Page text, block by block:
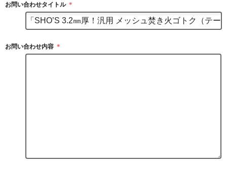
お問い合わせタイトル ＊
お問い合わせ内容 ＊